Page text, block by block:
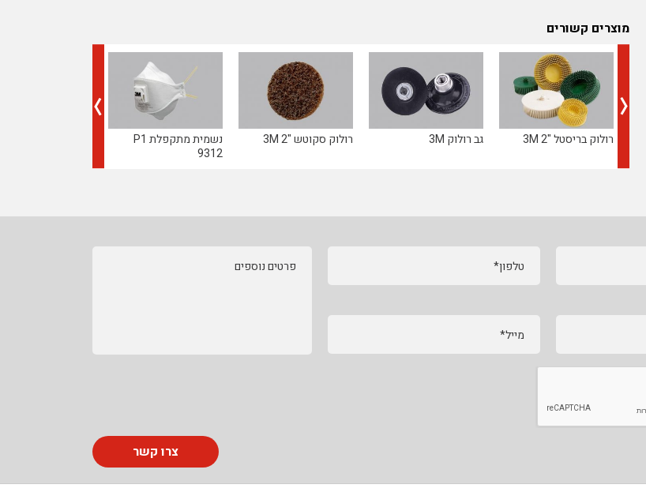
מוצרים קשורים
רולוק בריסטל "2 3M גב רולוק 3M רולוק סקוטש "2 3M
נשמית מתקפלת P1
9312
טלפון*
מייל*
פרטים נוספים
צרו קשר